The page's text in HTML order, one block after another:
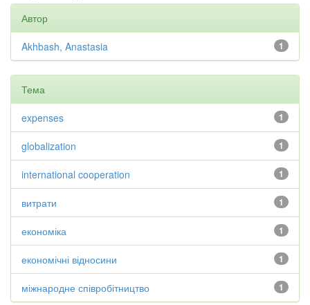
Автор
1
Akhbash, Anastasia
Тема
1
expenses
1
globalization
1
international cooperation
1
витрати
1
економіка
1
економічні відносини
1
міжнародне співробітництво